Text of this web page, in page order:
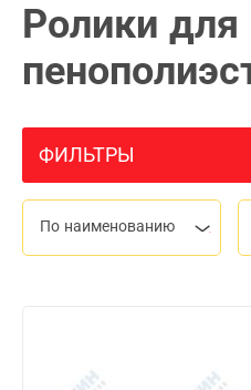
Ролики для
ФИЛЬТРЫ
По наименованию